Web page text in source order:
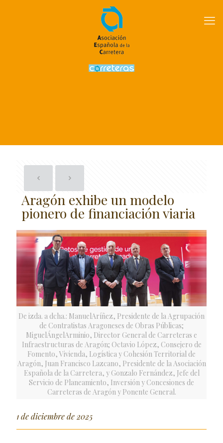
Aragón exhibe un modelo
pionero de financiación viaria
De izda. a dcha.: ManuelAríñez, Presidente de la Agrupación
de Contratistas Aragoneses de Obras Públicas;
MiguelÁngelArminio, Director General de Carreteras e
Infraestructuras de Aragón; Octavio López, Consejero de
Fomento, Vivienda, Logística y Cohesión Territorial de
Aragón, Juan Francisco Lazcano, Presidente de la Asociación
Española de la Carretera, y Gonzalo Fernández, Jefe del
Servicio de Planeamiento, Inversión y Concesiones de
Carreteras de Aragón y Ponente General.
1 de diciembre de 2025